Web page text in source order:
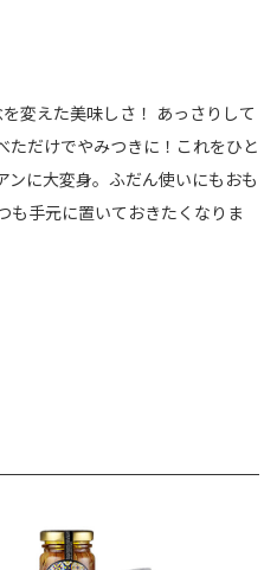
変えた美味しさ！ あっさりして
ただけでやみつきに！これをひと
ンに大変身。ふだん使いにもおも
も手元に置いておきたくなりま